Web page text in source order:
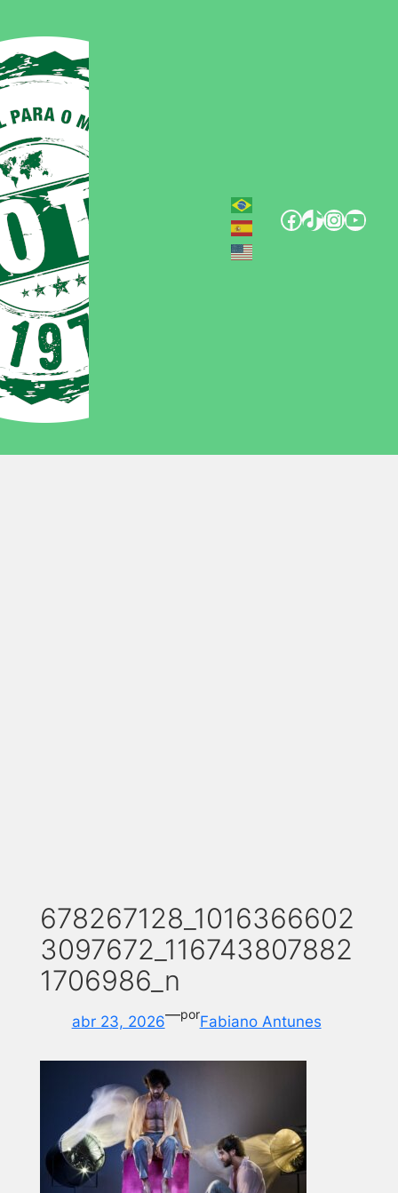
678267128_1016366602
3097672_116743807882
1706986_n
abr 23, 2026—porFabiano Antunes